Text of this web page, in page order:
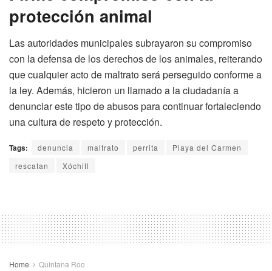
protección animal
Las autoridades municipales subrayaron su compromiso
con la defensa de los derechos de los animales, reiterando
que cualquier acto de maltrato será perseguido conforme a
la ley. Además, hicieron un llamado a la ciudadanía a
denunciar este tipo de abusos para continuar fortaleciendo
una cultura de respeto y protección.
Tags: denuncia maltrato perrita
Playa del Carmen
rescatan
Xóchitl
Home Quintana Roo